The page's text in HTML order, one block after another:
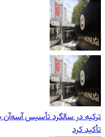
ترکیه در سالگرد تأسیس آسه‌آن
تأکید کرد